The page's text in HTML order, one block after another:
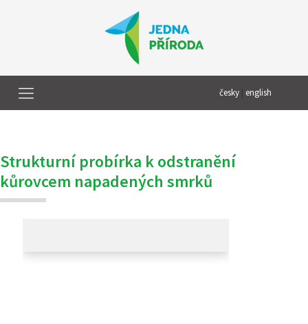
česky english
Strukturní probírka k odstranění
kůrovcem napadených smrků